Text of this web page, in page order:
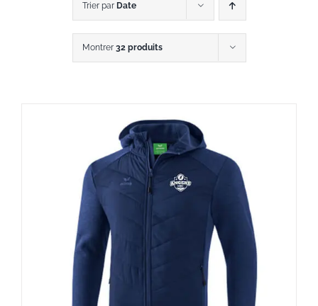
Trier par Date
Montrer 32 produits